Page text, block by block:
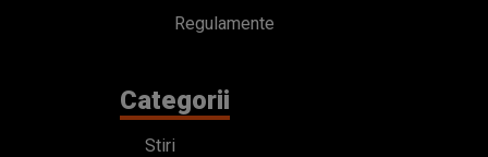
Regulamente
Categorii
Stiri